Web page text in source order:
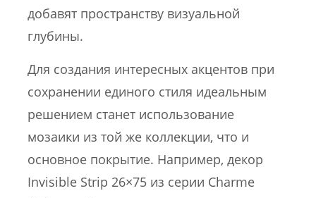
добавят пространству визуальной
глубины.
Для создания интересных акцентов при
сохранении единого стиля идеальным
решением станет использование
мозаики из той же коллекции, что и
основное покрытие. Например, декор
Invisible Strip 26×75 из серии Charme